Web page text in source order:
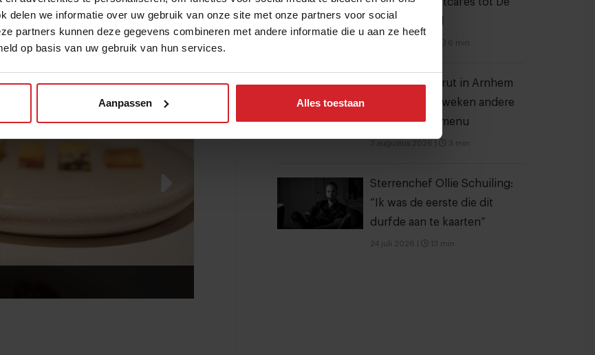
delen we informatie over uw gebruik van onze site met onze partners voor social
partners kunnen deze gegevens combineren met andere informatie die u aan ze heeft
op basis van uw gebruik van hun services.
Aanpassen Alles toestaan
voorgeschoteld. Affengeil.
Strip in Noord
6 min
Bij koffiebar Prut in Arnhem
staat iedere 2 weken andere
koffie op het menu
3 augustus 2026 3 min
Sterrenchef Ollie Schuiling:
“Ik was de eerste die dit
durfde aan te kaarten”
24 juli 2026 13 min